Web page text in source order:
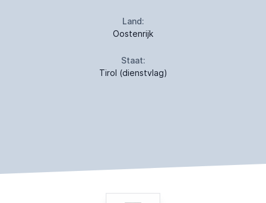
Land:
Oostenrijk
Staat:
Tirol (dienstvlag)